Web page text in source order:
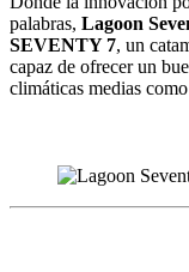
palabras, Lagoon
SEVENTY 7, un
capaz de ofrecer un
climáticas medias